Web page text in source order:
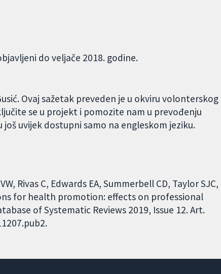
do veljače 2018. godine.
Ovaj sažetak preveden je u okviru volonterskog
se u projekt i pomozite nam u prevođenju
uvijek dostupni samo na engleskom jeziku.
Rivas C, Edwards EA, Summerbell CD, Taylor SJC,
for health promotion: effects on professional
of Systematic Reviews 2019, Issue 12. Art.